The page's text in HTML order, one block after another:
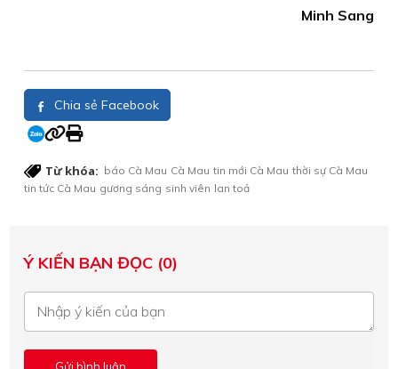
Minh Sang
Chia sẻ Facebook
Từ khóa: báo Cà Mau Cà Mau tin mới Cà Mau thời sự Cà Mau
tin tức Cà Mau gương sáng sinh viên lan toả
Ý KIẾN BẠN ĐỌC (0)